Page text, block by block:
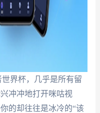
界杯，几乎是所有留
冲冲地打开咪咕视
的却往往是冰冷的“该